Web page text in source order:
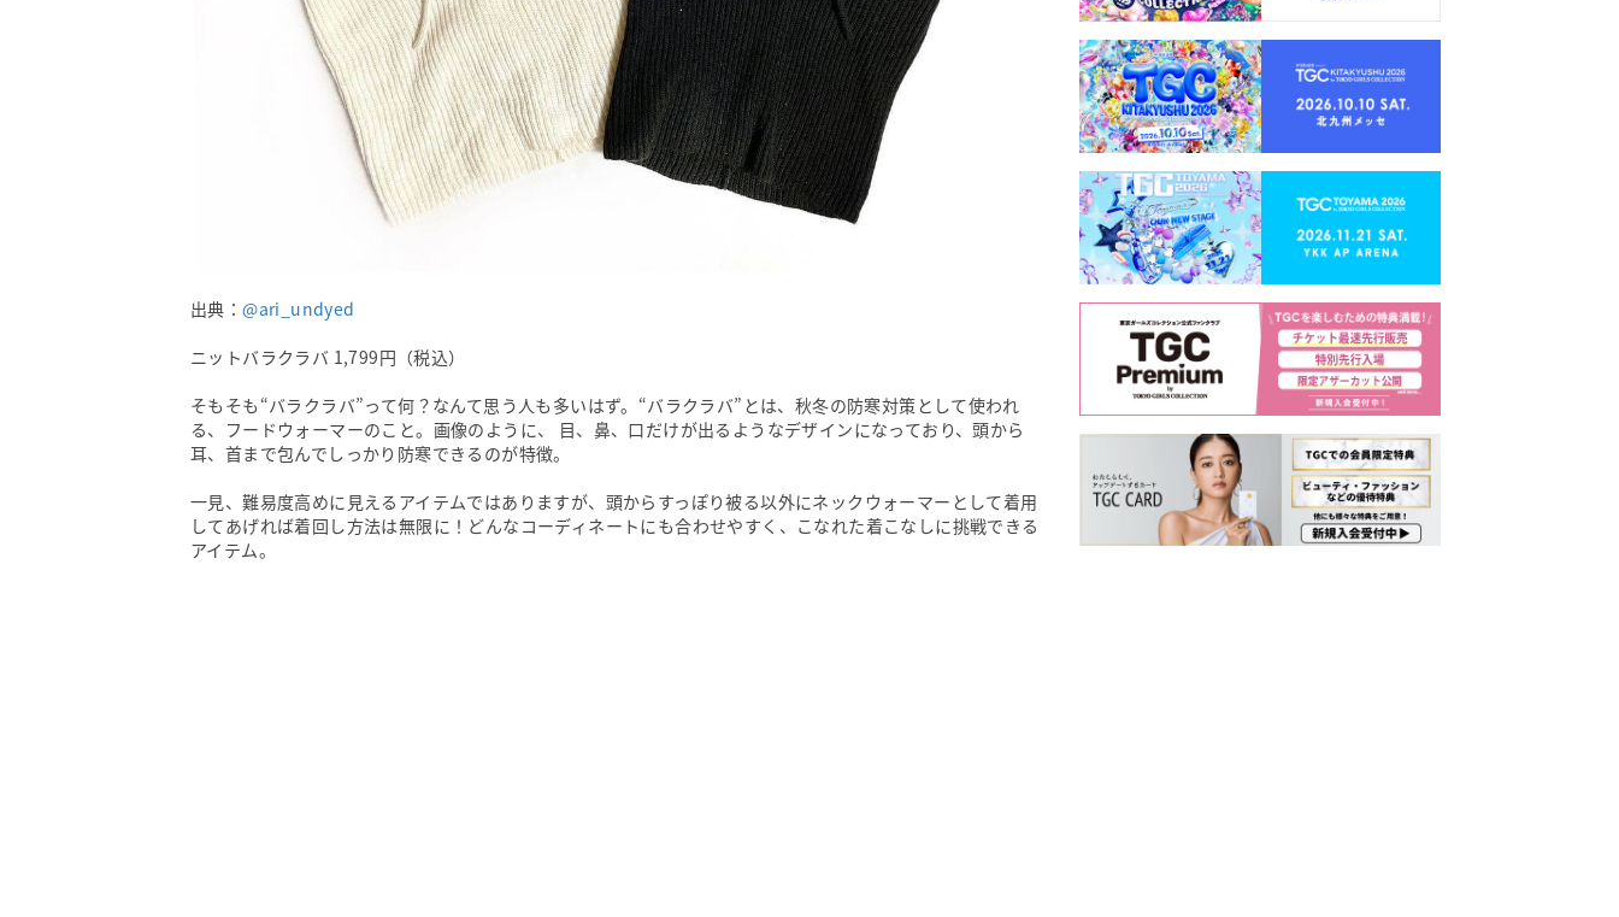
出典：@ari_undyed
ニットバラクラバ 1,799円（税込）
そもそも“バラクラバ”って何？なんて思う人も多いはず。“バラクラバ”とは、秋冬の防寒対策として使われ
る、フードウォーマーのこと。画像のように、 目、鼻、口だけが出るようなデザインになっており、頭から
耳、首まで包んでしっかり防寒できるのが特徴。
一見、難易度高めに見えるアイテムではありますが、頭からすっぽり被る以外にネックウォーマーとして着用
してあげれば着回し方法は無限に！どんなコーディネートにも合わせやすく、こなれた着こなしに挑戦できる
アイテム。